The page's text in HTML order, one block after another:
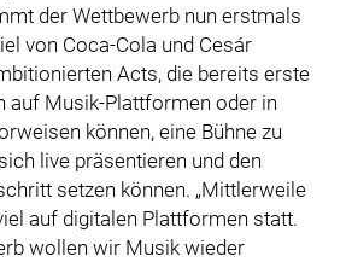
der Wettbewerb nun erstmals
von Coca-Cola und Cesár
Acts, die bereits erste
auf Musik-Plattformen oder in
können, eine Bühne zu
live präsentieren und den
setzen können. „Mittlerweile
auf digitalen Plattformen statt.
wollen wir Musik wieder